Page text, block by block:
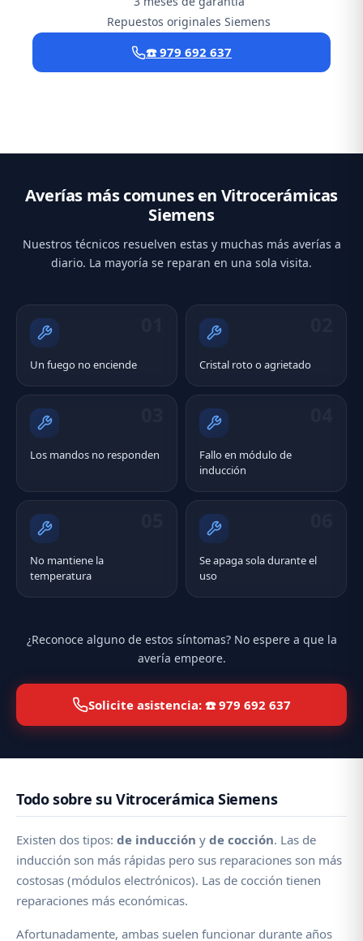
Repuestos originales Siemens
☎️ 979 692 637
Averías más comunes en Vitrocerámicas
Siemens
Nuestros técnicos resuelven estas y muchas más averías a
diario. La mayoría se reparan en una sola visita.
Un fuego no enciende Cristal roto o agrietado
Los mandos no responden
Fallo en módulo de
inducción
No mantiene la
temperatura
Se apaga sola durante el
uso
¿Reconoce alguno de estos síntomas? No espere a que la
avería empeore.
Solicite asistencia: ☎️ 979 692 637
Todo sobre su Vitrocerámica Siemens
Existen dos tipos: de inducción y de cocción. Las de
inducción son más rápidas pero sus reparaciones son más
costosas (módulos electrónicos). Las de cocción tienen
reparaciones más económicas.
Afortunadamente, ambas suelen funcionar durante años